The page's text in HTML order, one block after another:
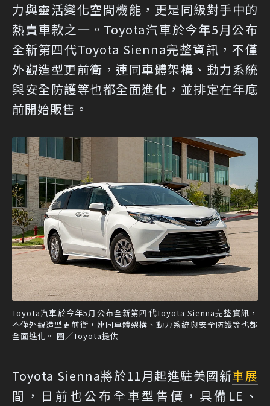
力與靈活變化空間機能，更是同級對手中的
熱賣車款之一。Toyota汽車於今年5月公布
全新第四代Toyota Sienna完整資訊，不僅
外觀造型更前衛，連同車體架構、動力系統
與安全防護等也都全面進化，並排定在年底
前開始販售。
Toyota汽車於今年5月公布全新第四代Toyota Sienna完整資訊，
不僅外觀造型更前衛，連同車體架構、動力系統與安全防護等也都
全面進化。 圖／Toyota提供
Toyota Sienna將於11月起進駐美國新車展
間，日前也公布全車型售價，具備LE、